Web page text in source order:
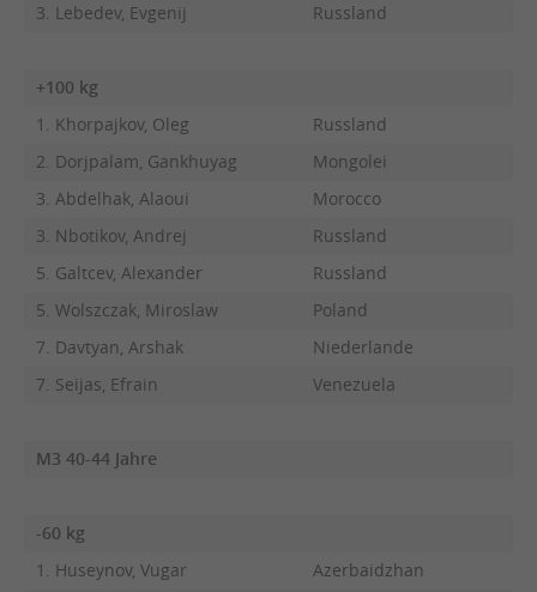
3. Lebedev, Evgenij
Russland
+100 kg
1. Khorpajkov, Oleg
Russland
2. Dorjpalam, Gankhuyag
Mongolei
3. Abdelhak, Alaoui
Morocco
3. Nbotikov, Andrej
Russland
5. Galtcev, Alexander
Russland
5. Wolszczak, Miroslaw
Poland
7. Davtyan, Arshak
Niederlande
7. Seijas, Efrain
Venezuela
M3 40-44 Jahre
-60 kg
1. Huseynov, Vugar
Azerbaidzhan